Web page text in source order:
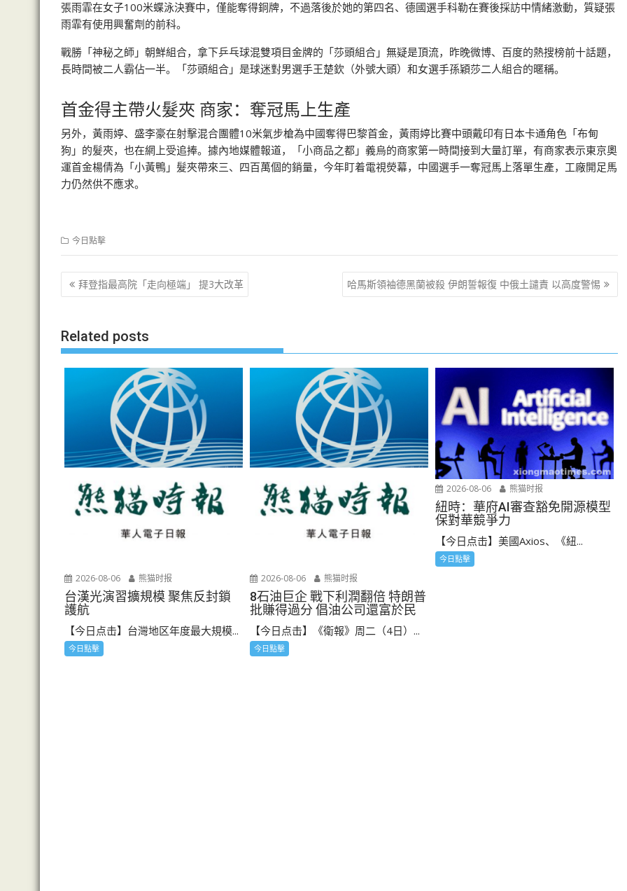
張雨霏在女子100米蝶泳決賽中，僅能奪得銅牌，不過落後於她的第四名、德國選手科勒在賽後採訪中情緒激動，質疑張
雨霏有使用興奮劑的前科。
戰勝「神秘之師」朝鮮組合，拿下乒乓球混雙項目金牌的「莎頭組合」無疑是頂流，昨晚微博、百度的熱搜榜前十話題，
長時間被二人霸佔一半。「莎頭組合」是球迷對男選手王楚欽（外號大頭）和女選手孫穎莎二人組合的暱稱。
首金得主帶火髮夾 商家：奪冠馬上生產
另外，黃雨婷、盛李豪在射擊混合團體10米氣步槍為中國奪得巴黎首金，黃雨婷比賽中頭戴印有日本卡通角色「布甸
狗」的髮夾，也在網上受追捧。據內地媒體報道，「小商品之都」義烏的商家第一時間接到大量訂單，有商家表示東京奧
運首金楊倩為「小黃鴨」髮夾帶來三、四百萬個的銷量，今年盯着電視熒幕，中國選手一奪冠馬上落單生產，工廠開足馬
力仍然供不應求。
今日點擊
文
章
航
拜登指最高院「走向極端」 提3大改革 哈馬斯領袖德黑蘭被殺 伊朗誓報復 中俄土譴責 以高度警惕
Related posts
2026-08-06 熊猫时报
台漢光演習擴規模 聚焦反封鎖
護航
【今日点击】台灣地区年度最大規模...
今日點擊
2026-08-06 熊猫时报
8石油巨企 戰下利潤翻倍 特朗普
批賺得過分 倡油公司還富於民
【今日点击】《衛報》周二（4日）...
今日點擊
2026-08-06 熊猫时报
紐時：華府AI審查豁免開源模型
保對華競爭力
【今日点击】美國Axios、《紐...
今日點擊